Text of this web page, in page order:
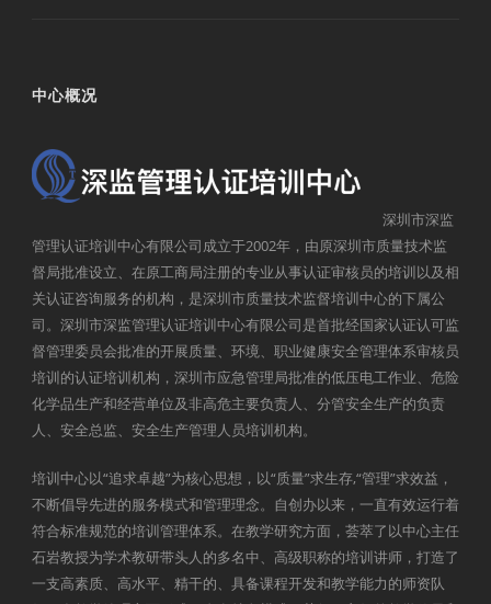
中心概况
深圳市深监
管理认证培训中心有限公司成立于2002年，由原深圳市质量技术监
督局批准设立、在原工商局注册的专业从事认证审核员的培训以及相
关认证咨询服务的机构，是深圳市质量技术监督培训中心的下属公
司。深圳市深监管理认证培训中心有限公司是首批经国家认证认可监
督管理委员会批准的开展质量、环境、职业健康安全管理体系审核员
培训的认证培训机构，深圳市应急管理局批准的低压电工作业、危险
化学品生产和经营单位及非高危主要负责人、分管安全生产的负责
人、安全总监、安全生产管理人员培训机构。
培训中心以“追求卓越”为核心思想，以“质量”求生存,“管理”求效益，
不断倡导先进的服务模式和管理理念。自创办以来，一直有效运行着
符合标准规范的培训管理体系。在教学研究方面，荟萃了以中心主任
石岩教授为学术教研带头人的多名中、高级职称的培训讲师，打造了
一支高素质、高水平、精干的、具备课程开发和教学能力的师资队